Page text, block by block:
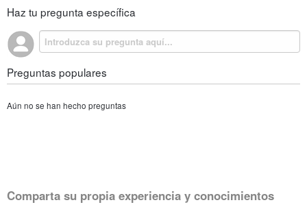
Haz tu pregunta específica
Preguntas populares
Aún no se han hecho preguntas
Comparta su propia experiencia y conocimientos